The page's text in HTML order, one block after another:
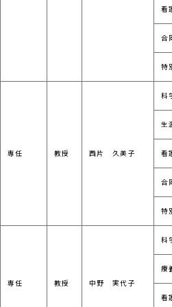
看
合
特
専任 教授 西片 久美子
科
生
看
合
特
専任 教授 中野 実代子
科
療
看